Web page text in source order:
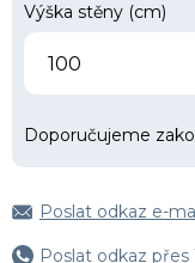
Výška stěny (cm)
Doporučujeme
Poslat odkaz e-
Poslat odkaz